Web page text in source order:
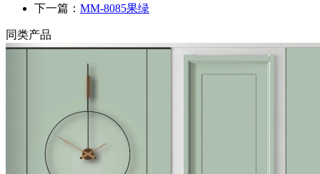
下一篇： MM-8085果绿
同类产品